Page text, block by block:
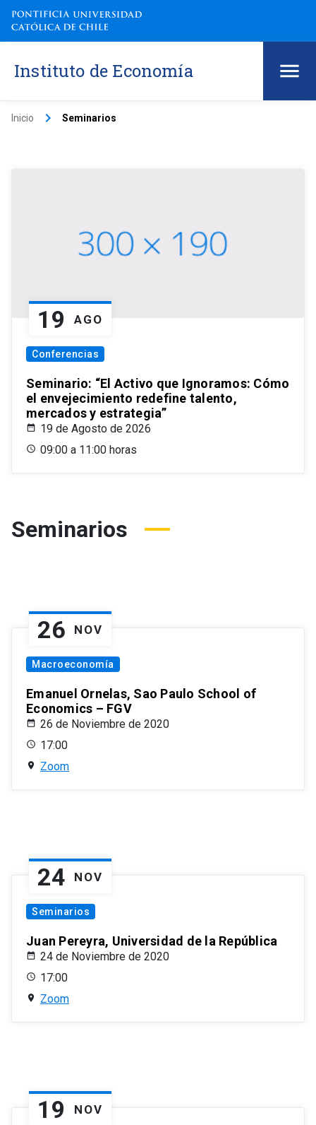
Instituto de Economía
Inicio keyboard_arrow_right Seminarios
19 AGO
Conferencias
Seminario: “El Activo que Ignoramos: Cómo
el envejecimiento redefine talento,
mercados y estrategia”
19 de Agosto de 2026
09:00 a 11:00 horas
Seminarios
26 NOV
Macroeconomía
Emanuel Ornelas, Sao Paulo School of
Economics – FGV
26 de Noviembre de 2020
17:00
Zoom
24 NOV
Seminarios
Juan Pereyra, Universidad de la República
24 de Noviembre de 2020
17:00
Zoom
19 NOV